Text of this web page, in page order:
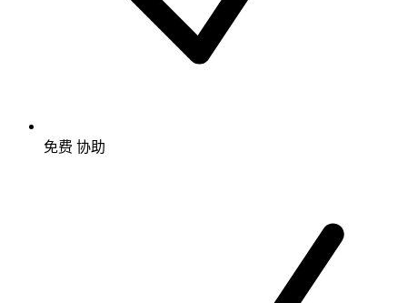
免费 协助